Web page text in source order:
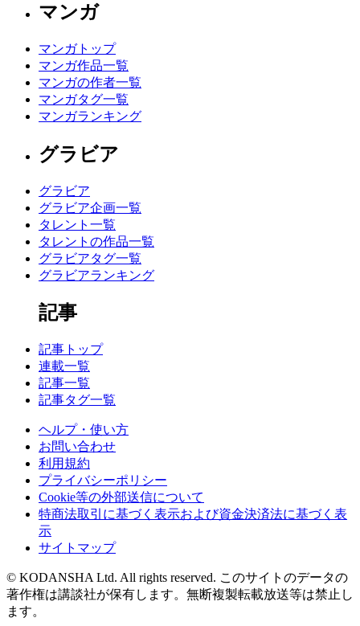
マンガ
マンガトップ
マンガ作品一覧
マンガの作者一覧
マンガタグ一覧
マンガランキング
グラビア
グラビア
グラビア企画一覧
タレント一覧
タレントの作品一覧
グラビアタグ一覧
グラビアランキング
記事
記事トップ
連載一覧
記事一覧
記事タグ一覧
ヘルプ・使い方
お問い合わせ
利用規約
プライバシーポリシー
Cookie等の外部送信について
特商法取引に基づく表示および資金決済法に基づく表
示
サイトマップ
© KODANSHA Ltd. All rights reserved. このサイトのデータの
著作権は講談社が保有します。無断複製転載放送等は禁止し
ます。